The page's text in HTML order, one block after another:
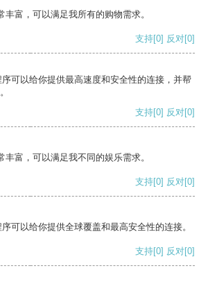
丰富，可以满足我所有的购物需求。
支持[0] 反对[0]
可以给你提供最高速度和安全性的连接，并帮
支持[0] 反对[0]
丰富，可以满足我不同的娱乐需求。
支持[0] 反对[0]
可以给你提供全球覆盖和最高安全性的连接。
支持[0] 反对[0]